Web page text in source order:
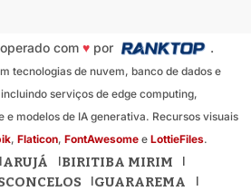
com ♥por .
tecnologias de nuvem, banco de dados e
serviços de edge computing,
modelos de IA generativa. Recursos visuais
, Flaticon, FontAwesomee LottieFiles.
ARUJÁ
BIRITIBA MIRIM
GUARAREMA